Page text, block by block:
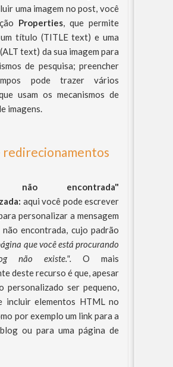
uma imagem no post, você
Properties, que permite
título (TITLE text) e uma
text) da sua imagem para
de pesquisa; preencher
pode trazer vários
usam os mecanismos de
imagens.
redirecionamentos
não encontrada"
aqui você pode escrever
personalizar a mensagem
não encontrada, cujo padrão
que você está procurando
não existe.". O mais
deste recurso é que, apesar
personalizado ser pequeno,
incluir elementos HTML no
por exemplo um link para a
ou para uma página de